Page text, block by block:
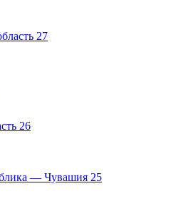
27
26
— Чувашия 25